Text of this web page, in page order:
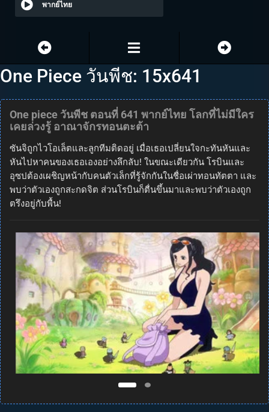
พากย์ไทย
One Piece วันพีช: 15x641
One piece วันพีช ตอนที่ 641 พากย์ไทย โลกที่ไม่มีใคร
เคยล่วงรู้ อาณาจักรทอนตะต้า
ซันจิถูกไวโอเล็ตและลูกทีมติดอยู่ เมื่อเธอเปลี่ยนใจกะทันหันและ
หันไปหาคนของเธอเองอย่างลึกลับ! ในขณะเดียวกัน โรบินและ
อุซปต้องเผชิญหน้ากับคนตัวเล็กที่รู้จักกันในชื่อเผ่าทอนทัตตา และ
พบว่าตัวเองถูกสะกดจิต ส่วนโรบินก็ตื่นขึ้นมาและพบว่าตัวเองถูก
ตรึงอยู่กับพื้น!